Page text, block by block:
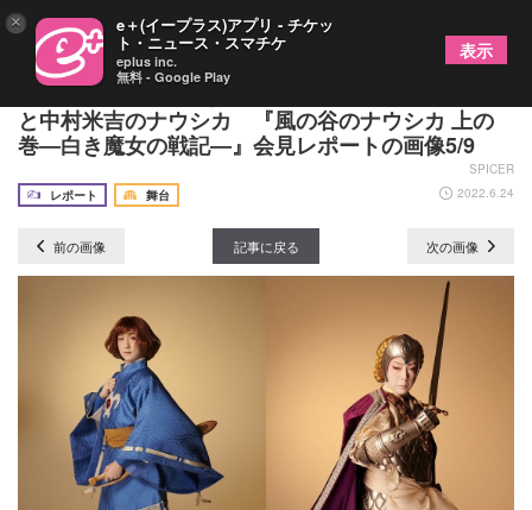
7月歌舞伎座で出会う、尾上菊之助のクシャナ殿下
と中村米吉のナウシカ 『風の谷のナウシカ 上の
巻―白き魔女の戦記―』会見レポートの画像5/9
SPICER
レポート
舞台 2022.6.24
前の画像 記事に戻る 次の画像
× e＋(イープラス)アプリ - チケッ
ト・ニュース・スマチケ
eplus inc.
無料 - Google Play
表示